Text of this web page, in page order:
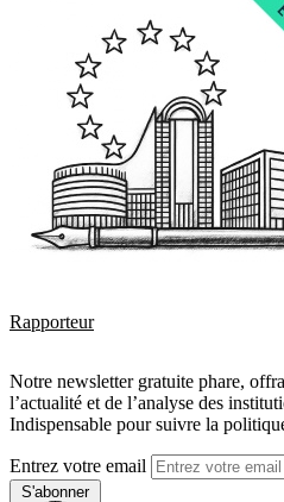
Rapporteur
Notre newsletter gratuite phare,
l’actualité et de l’analyse des
Indispensable pour suivre la
Entrez votre email
S'abonner